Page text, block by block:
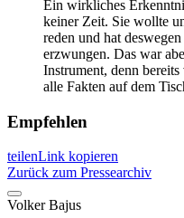
Ein wirkliches
keiner Zeit. Sie wollte
reden und hat
erzwungen. Das war
Instrument, denn
alle Fakten auf dem
Empfehlen
teilenLink kopieren
Zurück zum Pressearchiv
VolkerBajus